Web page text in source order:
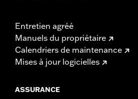
Entretien agréé
Manuels du propriétaire
Calendriers de maintenance
Mises à jour logicielles
ASSURANCE